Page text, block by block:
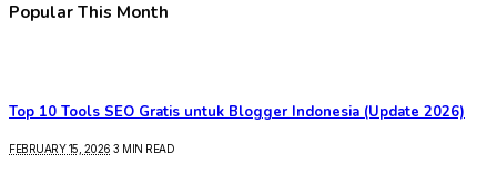
Popular This Month
Top 10 Tools SEO Gratis untuk Blogger Indonesia (Update 2026)
FEBRUARY 15, 2026 3 MIN READ